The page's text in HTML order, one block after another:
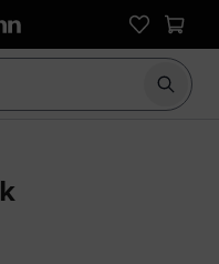
Börja
17 kundbetyg